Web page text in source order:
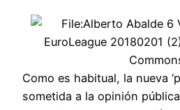
Como es habitual, la nueva
sometida a la opinión